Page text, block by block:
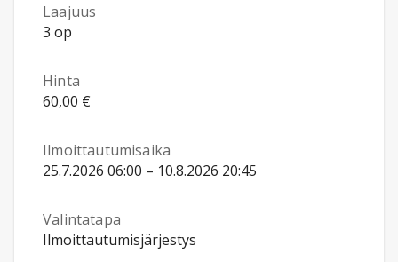
Laajuus
3 op
Hinta
60,00 €
Ilmoittautumisaika
25.7.2026 06:00 – 10.8.2026 20:45
Valintatapa
Ilmoittautumisjärjestys